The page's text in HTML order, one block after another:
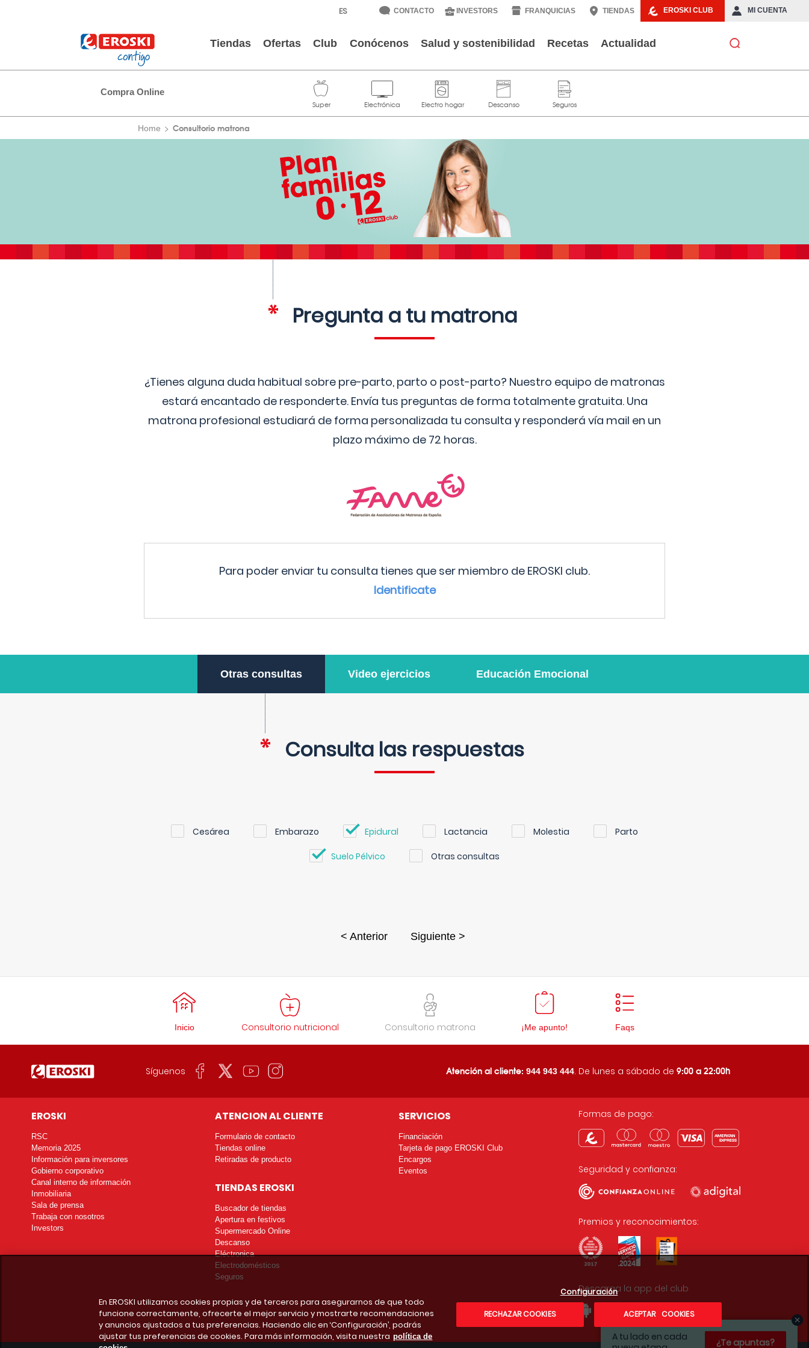
EROSKI CLUB MI CUENTA
CONTACTO INVESTORS FRANQUICIAS TIENDAS
Tiendas Ofertas Club Conócenos Salud y sostenibilidad Recetas Actualidad
Compra Online
Home Consultorio matrona
Pregunta a tu matrona
¿Tienes alguna duda habitual sobre pre-parto, parto o post-parto? Nuestro equipo de matronas
estará encantado de responderte. Envía tus preguntas de forma totalmente gratuita. Una
matrona profesional estudiará de forma personalizada tu consulta y responderá vía mail en un
plazo máximo de 72 horas.
Para poder enviar tu consulta tienes que ser miembro de EROSKI club.
Identificate
Otras consultas Video ejercicios Educación Emocional
Consulta las respuestas
Cesárea Embarazo Epidural Lactancia Molestia Parto
Suelo Pélvico Otras consultas
< Anterior Siguiente >
A tu lado en cada
¿Te apuntas?
Inicio Consultorio nutricional Consultorio matrona ¡Me apunto! Faqs
Síguenos Atención al cliente: 944 943 444. De lunes a sábado de 9:00 a 22:00h
EROSKI
RSC
Memoria 2025
Información para inversores
Gobierno corporativo
Canal interno de información
Inmobiliaria
Sala de prensa
Trabaja con nosotros
Investors
ATENCION AL CLIENTE
Formulario de contacto
Tiendas online
Retiradas de producto
TIENDAS EROSKI
Buscador de tiendas
Apertura en festivos
Supermercado Online
Descanso
Eléctronica
Electrodomésticos
Seguros
SERVICIOS
Financiación
Tarjeta de pago EROSKI Club
Encargos
Eventos
Formas de pago:
Seguridad y confianza:
Premios y reconocimientos:
Descarga la app del club
En EROSKI utilizamos cookies propias y de terceros para asegurarnos de que todo
funcione correctamente, ofrecerte el mejor servicio y mostrarte recomendaciones
y anuncios ajustados a tus preferencias. Haciendo clic en ‘Configuración’, podrás
ajustar tus preferencias de cookies. Para más información, visita nuestra política de
Configuración
RECHAZAR COOKIES ACEPTAR COOKIES